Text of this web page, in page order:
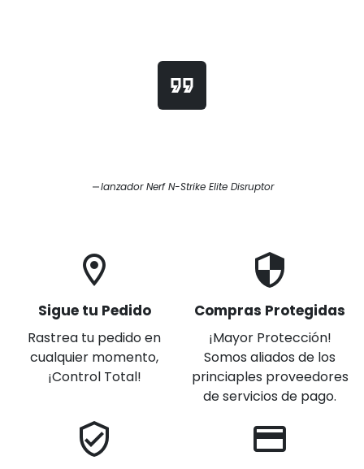
format_quote
lanzador Nerf N-Strike Elite Disruptor
location_on
Sigue tu Pedido
Rastrea tu pedido en
cualquier momento,
¡Control Total!
security
Compras Protegidas
¡Mayor Protección!
Somos aliados de los
princiaples proveedores
de servicios de pago.
verified_user credit_card